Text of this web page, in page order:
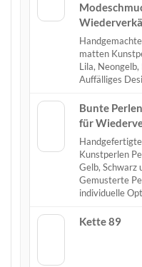
matten
Lila,
Auffälliges
Bunte
für
Kunstperlen
Gelb, Schwarz
Gemusterte
individuelle
Kette 89